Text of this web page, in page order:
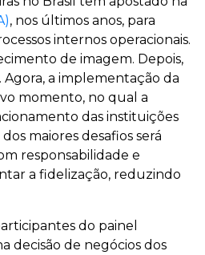
, nos últimos anos, para
internos operacionais.
de imagem. Depois,
a implementação da
momento, no qual a
das instituições
maiores desafios será
responsabilidade e
a fidelização, reduzindo
do painel
decisão de negócios dos